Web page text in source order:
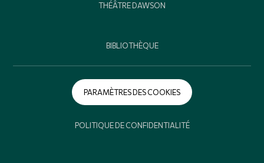
THÉÂTRE DAWSON
BIBLIOTHÈQUE
PARAMÈTRES DES COOKIES
POLITIQUE DE CONFIDENTIALITÉ